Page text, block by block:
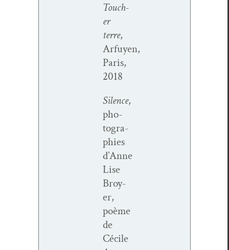
Touch­
er
terre,
Arfuyen,
Paris,
2018
Silence,
pho­
togra­
phies
d’Anne
Lise
Broy­
er,
poème
de
Cécile